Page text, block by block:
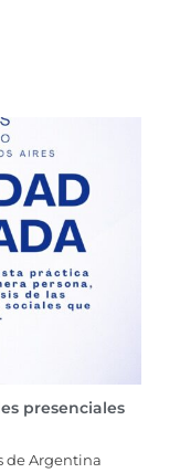
presenciales
de Argentina